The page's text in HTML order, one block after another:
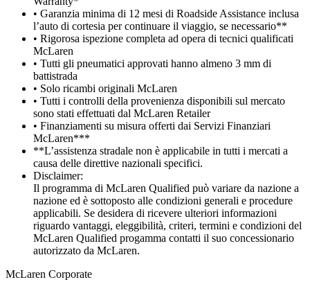
• Garanzia minima di 12 mesi di Roadside Assistance inclusa
l’auto di cortesia per continuare il viaggio, se necessario**
• Rigorosa ispezione completa ad opera di tecnici qualificati
McLaren
• Tutti gli pneumatici approvati hanno almeno 3 mm di
battistrada
• Solo ricambi originali McLaren
• Tutti i controlli della provenienza disponibili sul mercato
sono stati effettuati dal McLaren Retailer
• Finanziamenti su misura offerti dai Servizi Finanziari
McLaren***
**L’assistenza stradale non è applicabile in tutti i mercati a
causa delle direttive nazionali specifici.
Disclaimer:
Il programma di McLaren Qualified può variare da nazione a
nazione ed è sottoposto alle condizioni generali e procedure
applicabili. Se desidera di ricevere ulteriori informazioni
riguardo vantaggi, eleggibilità, criteri, termini e condizioni del
McLaren Qualified progamma contatti il suo concessionario
autorizzato da McLaren.
McLaren Corporate